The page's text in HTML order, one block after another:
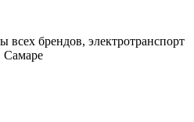
брендов, электротранспорт
Самаре